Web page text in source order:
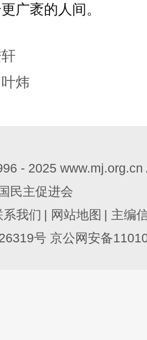
广袤的人间。
炜
- 2025
民主促进会
系我们 | 网站地图 | 主编
号 京公网安备